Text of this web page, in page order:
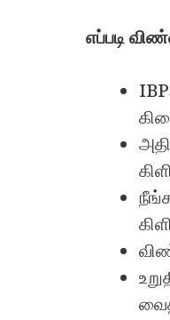
எப்படி